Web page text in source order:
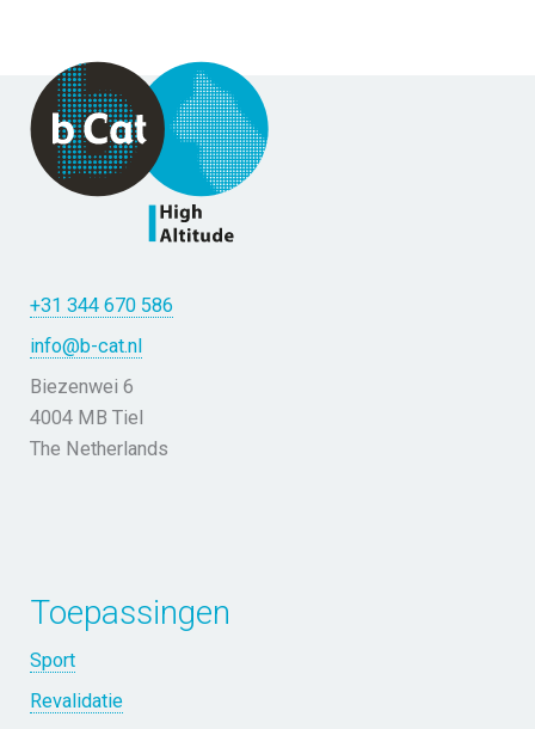
+31 344 670 586
info@b-cat.nl
Biezenwei 6
4004 MB Tiel
The Netherlands
Toepassingen
Sport
Revalidatie